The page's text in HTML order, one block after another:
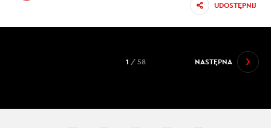
UDOSTĘPNIJ
NASTĘPNA
1 / 58